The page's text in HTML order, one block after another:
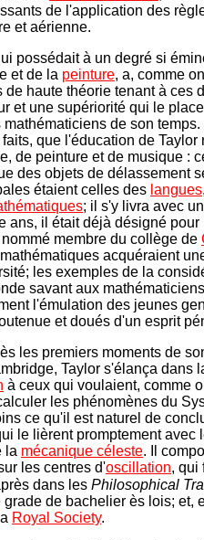
de l'application des
et aérienne.
possédait à un degré si
et de la peinture, a, comme
de haute théorie tenant à ces
et une supériorité qui le
de son
que l'éducation de Taylor
de peinture et de musique :
des objets de délassement
étaient celles des langues
; il s'y livra avec
ans, il était déjà désigné pour
membre du collège de
acquéraient
les exemples de la
savant aux
l'émulation des jeunes
et doués d'un esprit
les premiers moments de
Taylor s'élança dans
à ceux qui voulaient, comme
les phénomènes du
ce qu'il est naturel de
le lièrent promptement avec
la mécanique céleste. Il
les centres d'oscillation, qui
dans les Philosophical
grade de bachelier ès lois; et,
Royal Society.